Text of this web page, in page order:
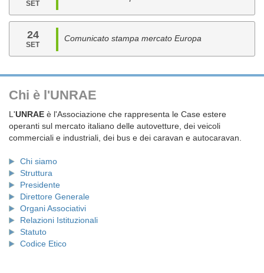
SET
24
SET
Comunicato stampa mercato Europa
Chi è l'UNRAE
L'UNRAE è l'Associazione che rappresenta le Case estere
operanti sul mercato italiano delle autovetture, dei veicoli
commerciali e industriali, dei bus e dei caravan e autocaravan.
Chi siamo
Struttura
Presidente
Direttore Generale
Organi Associativi
Relazioni Istituzionali
Statuto
Codice Etico